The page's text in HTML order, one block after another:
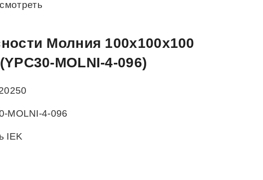
Молния 100x100x100
MOLNI-4-096)
MOLNI-4-096
IEK